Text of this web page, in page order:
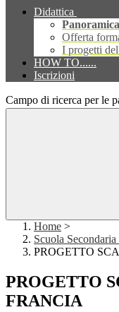
Didattica
Panoramica
Offerta
I progetti
HOW TO......
Iscrizioni
Campo di ricerca per le
Home >
Scuola
PROGETTO
PROGETTO
FRANCIA